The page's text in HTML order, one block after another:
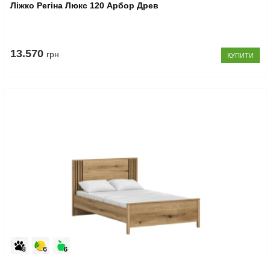
Ліжко Регіна Люкс 120 Арбор Древ
13.570 грн КУПИТИ